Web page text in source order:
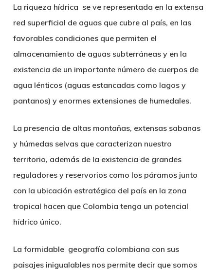
La riqueza hídrica se ve representada en la extensa
red superficial de aguas que cubre al país, en las
favorables condiciones que permiten el
almacenamiento de aguas subterráneas y en la
existencia de un importante número de cuerpos de
agua lénticos (aguas estancadas como lagos y
pantanos) y enormes extensiones de humedales.
La presencia de altas montañas, extensas sabanas
y húmedas selvas que caracterizan nuestro
territorio, además de la existencia de grandes
reguladores y reservorios como los páramos junto
con la ubicación estratégica del país en la zona
tropical hacen que Colombia tenga un potencial
hídrico único.
La formidable geografía colombiana con sus
paisajes inigualables nos permite decir que somos